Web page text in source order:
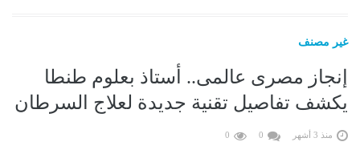
غير مصنف
إنجاز مصرى عالمى.. أستاذ بعلوم طنطا
يكشف تفاصيل تقنية جديدة لعلاج السرطان
منذ 3 أشهر 0
0